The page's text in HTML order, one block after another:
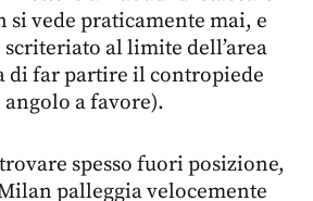
si vede praticamente mai, e
al limite dell’area
di far partire il contropiede
a favore).
spesso fuori posizione,
palleggia velocemente